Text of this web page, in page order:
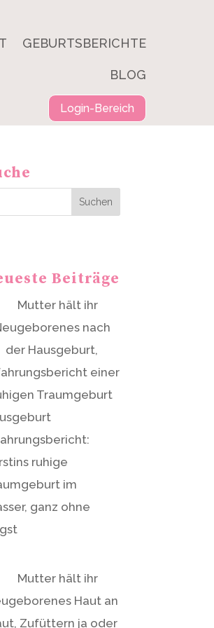
GEBURTSBERICHTE
BLOG
Login-Bereich
Suchen
Beiträge
ruhige
im
ganz ohne